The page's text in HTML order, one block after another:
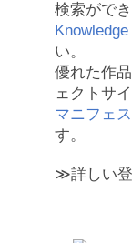
検索ができ
い。
優れた作
ェクトサ
マニフェ
す。
≫詳しい